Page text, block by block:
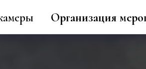
Организация